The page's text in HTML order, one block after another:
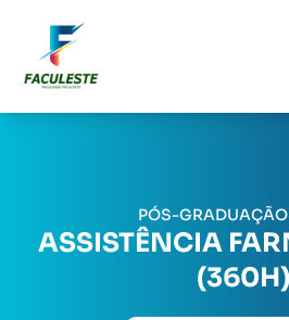
PÓS-GRADUAÇÃO
ASSISTÊNCIA
(360H)